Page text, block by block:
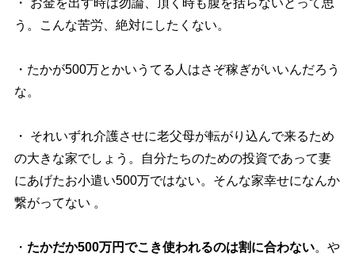
・ お金を出す時は勿論、頂く時も腹を括らないとって思
う。こんな苦労、絶対にしたくない。
・たかが500万とかいうてる人はさぞ稼ぎがいいんだろう
な。
・ それいずれ介護させに老父母が転がり込んで来るため
の大きな家でしょう。自分たちのための投資であって妻
にあげたお小遣い500万ではない。そんな家幸せになんか
繋がってない 。
・ たかだか500万円でこき使われるのは割に合わない。